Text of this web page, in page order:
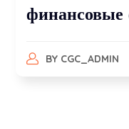
финансовые
BY CGC_ADMIN